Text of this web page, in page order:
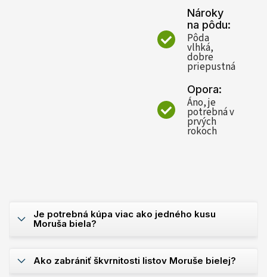
Nároky
na pôdu:
Pôda
vlhká,
dobre
priepustná
Opora:
Áno, je
potrebná v
prvých
rokoch
Je potrebná kúpa viac ako jedného kusu
Moruša biela?
Ako zabrániť škvrnitosti listov Moruše bielej?